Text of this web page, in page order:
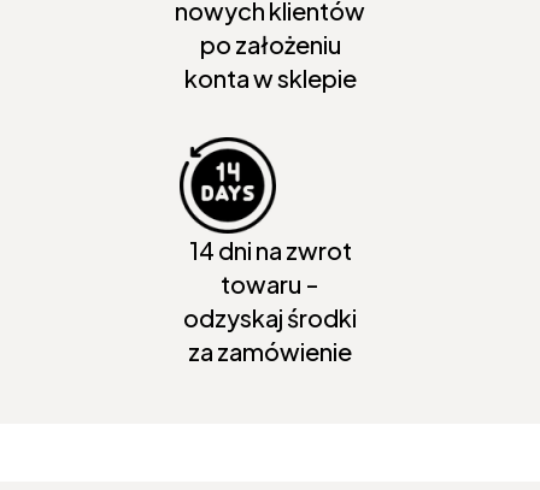
nowych klientów
po założeniu
konta w sklepie
14 dni na zwrot
towaru -
odzyskaj środki
za zamówienie